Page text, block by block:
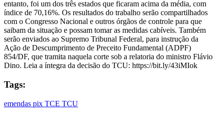
entanto, foi um dos três estados que ficaram acima da média, com
índice de 70,16%. Os resultados do trabalho serão compartilhados
com o Congresso Nacional e outros órgãos de controle para que
saibam da situação e possam tomar as medidas cabíveis. Também
serão enviados ao Supremo Tribunal Federal, para instrução da
Ação de Descumprimento de Preceito Fundamental (ADPF)
854/DF, que tramita naquela corte sob a relatoria do ministro Flávio
Dino. Leia a íntegra da decisão do TCU: https://bit.ly/43iMIok
Tags:
emendas pix TCE TCU